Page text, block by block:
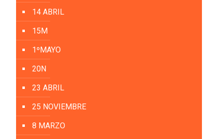
14 ABRIL
15M
1ºMAYO
20N
23 ABRIL
25 NOVIEMBRE
8 MARZO